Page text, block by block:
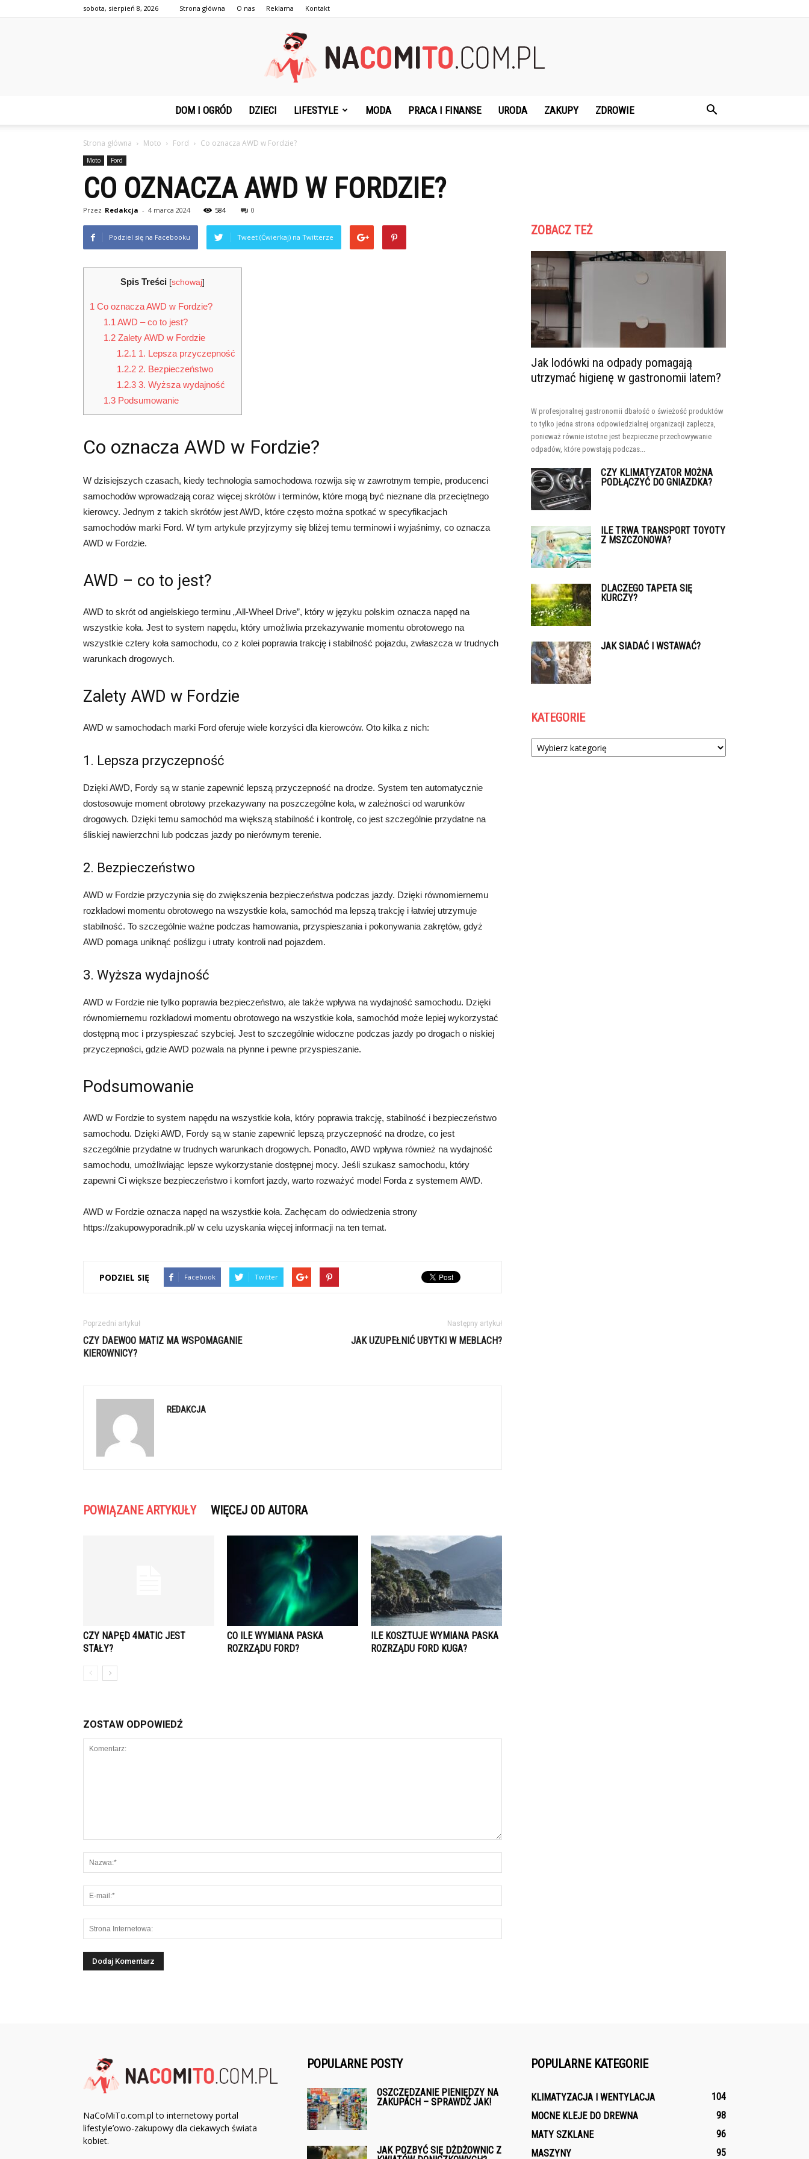
sobota, sierpień 8, 2026 Strona główna O nas Reklama Kontakt
DOM I OGRÓD DZIECI LIFESTYLE MODA PRACA I FINANSE URODA ZAKUPY ZDROWIE
Strona główna Moto Ford Co oznacza AWD w Fordzie?
Moto Ford
CO OZNACZA AWD W FORDZIE?
Przez Redakcja - 4 marca 2024 584 0
Podziel się na Facebooku Tweet (Ćwierkaj) na Twitterze
Spis Treści [schowaj]
1 Co oznacza AWD w Fordzie?
1.1 AWD – co to jest?
1.2Zalety AWD w Fordzie
1.2.1 1. Lepsza przyczepność
1.2.2 2. Bezpieczeństwo
1.2.3 3. Wyższa wydajność
1.3Podsumowanie
Co oznacza AWD w Fordzie?
W dzisiejszych czasach, kiedy technologia samochodowa rozwija się w zawrotnym tempie, producenci
samochodów wprowadzają coraz więcej skrótów i terminów, które mogą być nieznane dla przeciętnego
kierowcy. Jednym z takich skrótów jest AWD, które często można spotkać w specyfikacjach
samochodów marki Ford. W tym artykule przyjrzymy się bliżej temu terminowi i wyjaśnimy, co oznacza
AWD w Fordzie.
AWD – co to jest?
AWD to skrót od angielskiego terminu „All-Wheel Drive”, który w języku polskim oznacza napęd na
wszystkie koła. Jest to system napędu, który umożliwia przekazywanie momentu obrotowego na
wszystkie cztery koła samochodu, co z kolei poprawia trakcję i stabilność pojazdu, zwłaszcza w trudnych
warunkach drogowych.
Zalety AWD w Fordzie
AWD w samochodach marki Ford oferuje wiele korzyści dla kierowców. Oto kilka z nich:
1. Lepsza przyczepność
Dzięki AWD, Fordy są w stanie zapewnić lepszą przyczepność na drodze. System ten automatycznie
dostosowuje moment obrotowy przekazywany na poszczególne koła, w zależności od warunków
drogowych. Dzięki temu samochód ma większą stabilność i kontrolę, co jest szczególnie przydatne na
śliskiej nawierzchni lub podczas jazdy po nierównym terenie.
2. Bezpieczeństwo
AWD w Fordzie przyczynia się do zwiększenia bezpieczeństwa podczas jazdy. Dzięki równomiernemu
rozkładowi momentu obrotowego na wszystkie koła, samochód ma lepszą trakcję i łatwiej utrzymuje
stabilność. To szczególnie ważne podczas hamowania, przyspieszania i pokonywania zakrętów, gdyż
AWD pomaga uniknąć poślizgu i utraty kontroli nad pojazdem.
3. Wyższa wydajność
AWD w Fordzie nie tylko poprawia bezpieczeństwo, ale także wpływa na wydajność samochodu. Dzięki
równomiernemu rozkładowi momentu obrotowego na wszystkie koła, samochód może lepiej wykorzystać
dostępną moc i przyspieszać szybciej. Jest to szczególnie widoczne podczas jazdy po drogach o niskiej
przyczepności, gdzie AWD pozwala na płynne i pewne przyspieszanie.
Podsumowanie
AWD w Fordzie to system napędu na wszystkie koła, który poprawia trakcję, stabilność i bezpieczeństwo
samochodu. Dzięki AWD, Fordy są w stanie zapewnić lepszą przyczepność na drodze, co jest
szczególnie przydatne w trudnych warunkach drogowych. Ponadto, AWD wpływa również na wydajność
samochodu, umożliwiając lepsze wykorzystanie dostępnej mocy. Jeśli szukasz samochodu, który
zapewni Ci większe bezpieczeństwo i komfort jazdy, warto rozważyć model Forda z systemem AWD.
AWD w Fordzie oznacza napęd na wszystkie koła. Zachęcam do odwiedzenia strony
https://zakupowyporadnik.pl/ w celu uzyskania więcej informacji na ten temat.
PODZIEL SIĘ Facebook Twitter
Poprzedni artykuł
CZY DAEWOO MATIZ MA WSPOMAGANIE
KIEROWNICY?
Następny artykuł
JAK UZUPEŁNIĆ UBYTKI W MEBLACH?
REDAKCJA
POWIĄZANE ARTYKUŁY WIĘCEJ OD AUTORA
CZY NAPĘD 4MATIC JEST
STAŁY?
CO ILE WYMIANA PASKA
ROZRZĄDU FORD?
ILE KOSZTUJE WYMIANA PASKA
ROZRZĄDU FORD KUGA?
ZOSTAW ODPOWIEDŹ
ZOBACZ TEŻ
Jak lodówki na odpady pomagają
utrzymać higienę w gastronomii latem?
W profesjonalnej gastronomii dbałość o świeżość produktów
to tylko jedna strona odpowiedzialnej organizacji zaplecza,
ponieważ równie istotne jest bezpieczne przechowywanie
odpadów, które powstają podczas...
CZY KLIMATYZATOR MOŻNA
PODŁĄCZYĆ DO GNIAZDKA?
ILE TRWA TRANSPORT TOYOTY
Z MSZCZONOWA?
DLACZEGO TAPETA SIĘ
KURCZY?
JAK SIADAĆ I WSTAWAĆ?
KATEGORIE
Kategorie
NaCoMiTo.com.pl to internetowy portal
lifestyle’owo-zakupowy dla ciekawych świata
kobiet.
POPULARNE POSTY
OSZCZĘDZANIE PIENIĘDZY NA
ZAKUPACH – SPRAWDŹ JAK!
JAK POZBYĆ SIĘ DŻDŻOWNIC Z
POPULARNE KATEGORIE
KLIMATYZACJA I WENTYLACJA
104
MOCNE KLEJE DO DREWNA
98
MATY SZKLANE
96
MASZYNY
95